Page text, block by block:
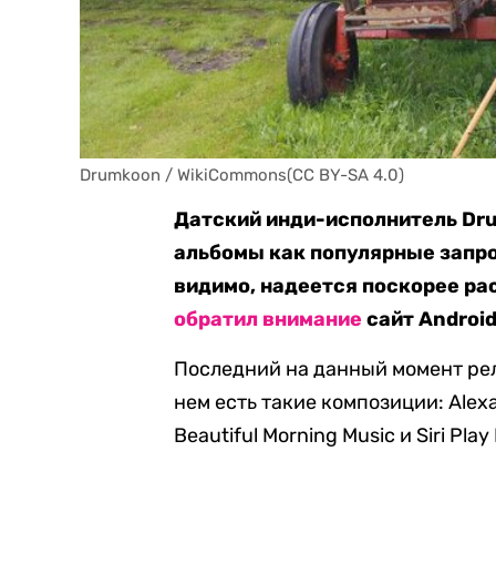
Drumkoon / WikiCommons(CC BY-SA 4.0)
Датский инди-исполнитель
альбомы как популярные
видимо, надеется поскорее
обратил внимание сайт
Последний на данный момент
нем есть такие композиции:
Beautiful Morning Music и Siri Play